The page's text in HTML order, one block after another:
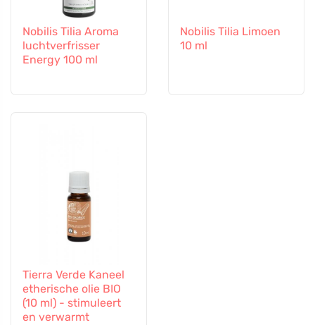
Nobilis Tilia Aroma
luchtverfrisser
Energy 100 ml
Nobilis Tilia Limoen
10 ml
Tierra Verde Kaneel
etherische olie BIO
(10 ml) - stimuleert
en verwarmt